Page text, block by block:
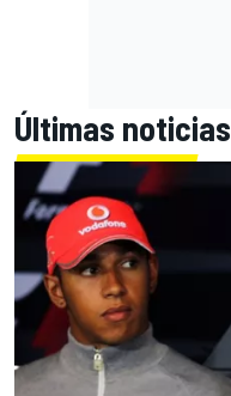
Últimas noticias